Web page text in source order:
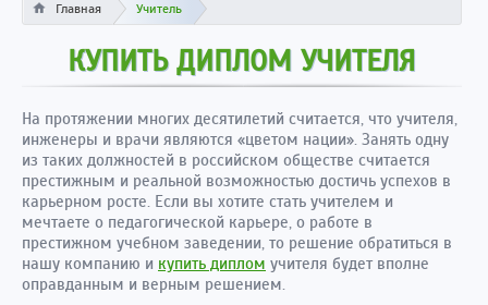
Главная Учитель
КУПИТЬ ДИПЛОМ УЧИТЕЛЯ
На протяжении многих десятилетий считается, что учителя,
инженеры и врачи являются «цветом нации». Занять одну
из таких должностей в российском обществе считается
престижным и реальной возможностью достичь успехов в
карьерном росте. Если вы хотите стать учителем и
мечтаете о педагогической карьере, о работе в
престижном учебном заведении, то решение обратиться в
нашу компанию и купить диплом учителя будет вполне
оправданным и верным решением.